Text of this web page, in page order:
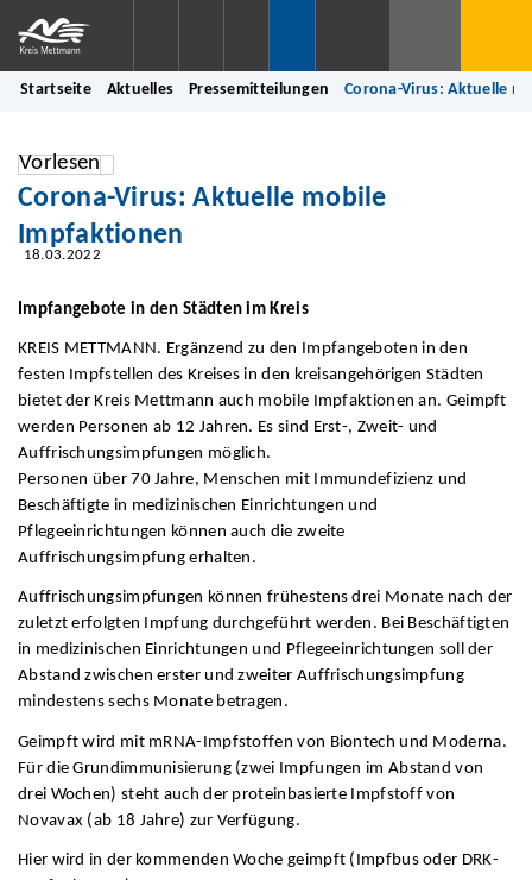
Startseite Aktuelles Pressemitteilungen Corona-Virus: Aktuelle
Vorlesen
Corona-Virus: Aktuelle mobile
Impfaktionen
18.03.2022
Impfangebote in den Städten im Kreis
KREIS METTMANN. Ergänzend zu den Impfangeboten in den
festen Impfstellen des Kreises in den kreisangehörigen Städten
bietet der Kreis Mettmann auch mobile Impfaktionen an. Geimpft
werden Personen ab 12 Jahren. Es sind Erst-, Zweit- und
Auffrischungsimpfungen möglich.
Personen über 70 Jahre, Menschen mit Immundefizienz und
Beschäftigte in medizinischen Einrichtungen und
Pflegeeinrichtungen können auch die zweite
Auffrischungsimpfung erhalten.
Auffrischungsimpfungen können frühestens drei Monate nach der
zuletzt erfolgten Impfung durchgeführt werden. Bei Beschäftigten
in medizinischen Einrichtungen und Pflegeeinrichtungen soll der
Abstand zwischen erster und zweiter Auffrischungsimpfung
mindestens sechs Monate betragen.
Geimpft wird mit mRNA-Impfstoffen von Biontech und Moderna.
Für die Grundimmunisierung (zwei Impfungen im Abstand von
drei Wochen) steht auch der proteinbasierte Impfstoff von
Novavax (ab 18 Jahre) zur Verfügung.
Hier wird in der kommenden Woche geimpft (Impfbus oder DRK-